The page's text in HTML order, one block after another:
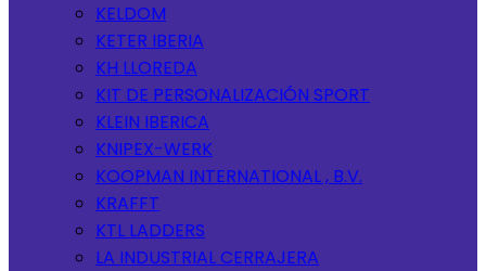
KELDOM
KETER IBERIA
KH LLOREDA
KIT DE PERSONALIZACIÓN SPORT
KLEIN IBERICA
KNIPEX-WERK
KOOPMAN INTERNATIONAL , B.V.
KRAFFT
KTL LADDERS
LA INDUSTRIAL CERRAJERA